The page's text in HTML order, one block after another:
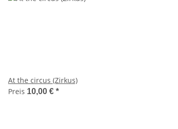
At the circus (Zirkus)
Preis 10,00 € *